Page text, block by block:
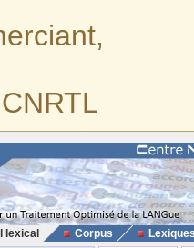
lexical Corpus